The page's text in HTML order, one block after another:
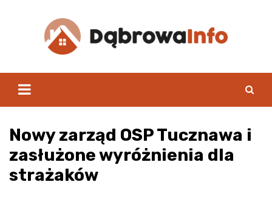
Nowy zarząd OSP Tucznawa i
zasłużone wyróżnienia dla
strażaków